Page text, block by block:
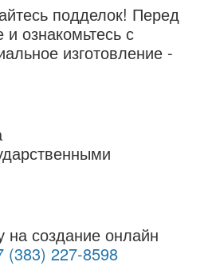
подделок! Перед
и ознакомьтесь с
изготовление -
создание онлайн
(383) 227-8598